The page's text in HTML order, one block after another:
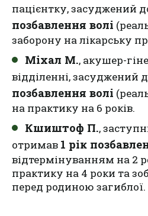
пацієнтку, засуджений
позбавлення волі
заборону на лікарську
Міхал М., акушер-
відділенні, засуджений
позбавлення волі
на практику на 6 років.
Кшиштоф П.,
отримав 1 рік
відтермінуванням на 2
практику на 4 роки та
перед родиною загиблої.